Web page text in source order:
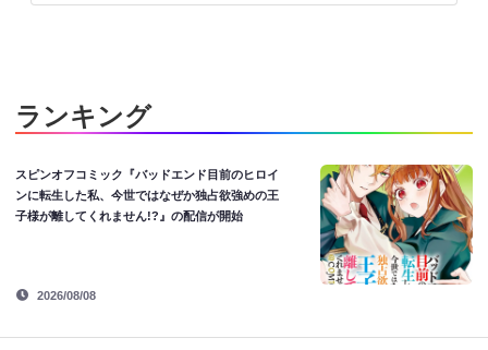
ランキング
スピンオフコミック『バッドエンド目前のヒロイ
ンに転生した私、今世ではなぜか独占欲強めの王
子様が離してくれません!?』の配信が開始
2026/08/08